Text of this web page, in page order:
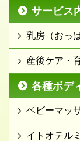
サービス
乳房（おっ
産後ケア・
各種ボデ
ベビーマッ
イトオテル